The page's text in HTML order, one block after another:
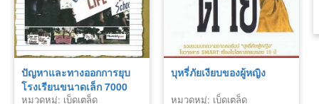
ปัญหาและทางออกการยุบ
โรงเรียนขนาดเล็ก 7000
โรง
หมวดหมู่: เบ็ดเตล็ด
บุหรี่ภัยเงียบของผู้หญิง
หมวดหมู่: เบ็ดเตล็ด